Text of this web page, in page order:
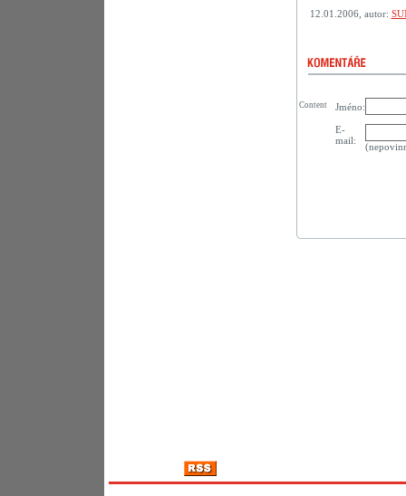
12.01.2006, autor:
Jméno:
E-
mail:
Content